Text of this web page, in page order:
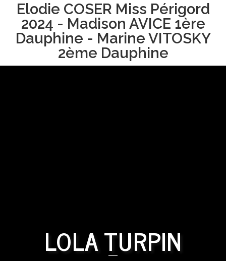
Elodie COSER Miss Périgord
2024 - Madison AVICE 1ère
Dauphine - Marine VITOSKY
2ème Dauphine
LOLA TURPIN